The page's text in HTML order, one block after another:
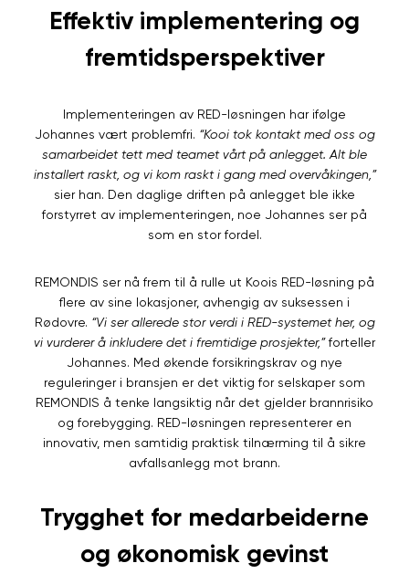
Effektiv implementering og
fremtidsperspektiver
Implementeringen av RED-løsningen har ifølge
Johannes vært problemfri. “Kooi tok kontakt med oss og
samarbeidet tett med teamet vårt på anlegget. Alt ble
installert raskt, og vi kom raskt i gang med overvåkingen,”
sier han. Den daglige driften på anlegget ble ikke
forstyrret av implementeringen, noe Johannes ser på
som en stor fordel.
REMONDIS ser nå frem til å rulle ut Koois RED-løsning på
flere av sine lokasjoner, avhengig av suksessen i
Rødovre. “Vi ser allerede stor verdi i RED-systemet her, og
vi vurderer å inkludere det i fremtidige prosjekter,”forteller
Johannes. Med økende forsikringskrav og nye
reguleringer i bransjen er det viktig for selskaper som
REMONDIS å tenke langsiktig når det gjelder brannrisiko
og forebygging. RED-løsningen representerer en
innovativ, men samtidig praktisk tilnærming til å sikre
avfallsanlegg mot brann.
Trygghet for medarbeiderne
og økonomisk gevinst